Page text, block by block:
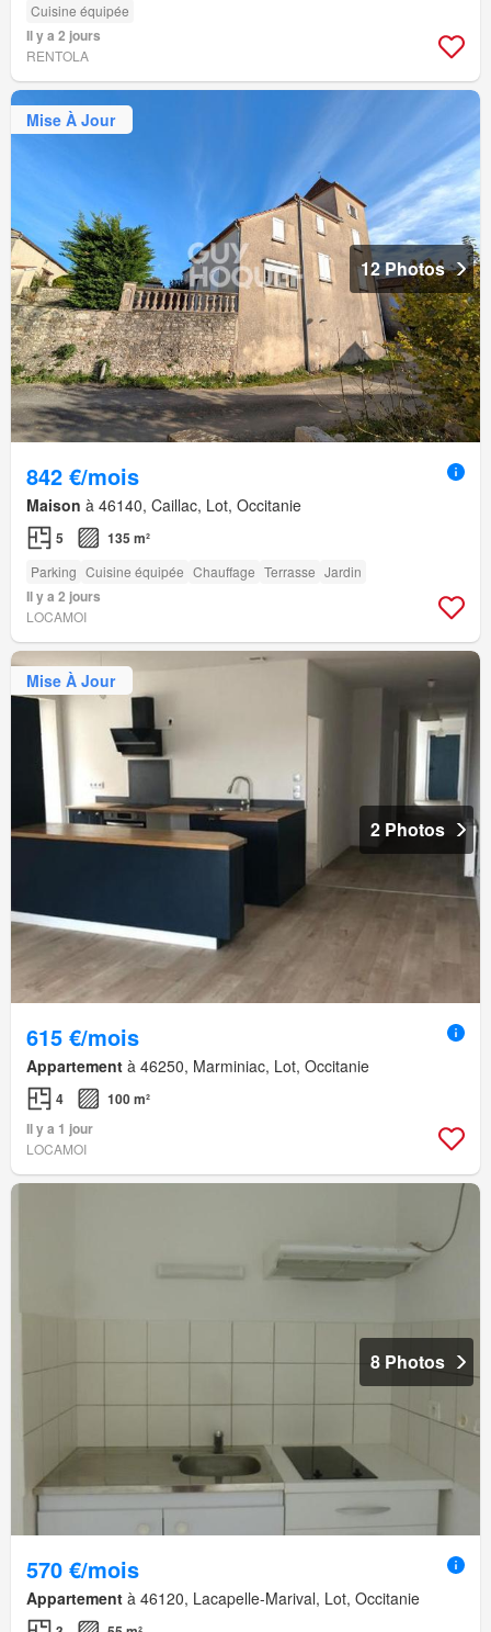
Cuisine équipée
Il y a 2 jours
RENTOLA
Mise À Jour
12 Photos
842 €/mois
Maison à 46140, Caillac, Lot, Occitanie
5 135 m²
Parking Cuisine équipée Chauffage Terrasse Jardin
Il y a 2 jours
LOCAMOI
Mise À Jour
2 Photos
615 €/mois
Appartement à 46250, Marminiac, Lot, Occitanie
4
100 m²
Il y a 1 jour
LOCAMOI
8 Photos
570 €/mois
Appartement à 46120, Lacapelle-Marival, Lot, Occitanie